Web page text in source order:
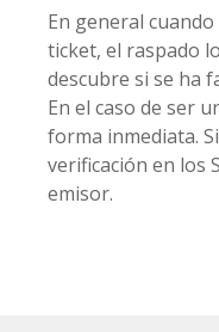
En general
ticket, el raspado
descubre si se ha
En el caso de ser
forma inmediata.
verificación en los
emisor.